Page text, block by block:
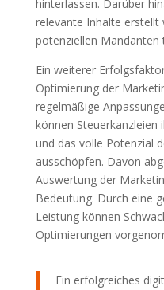
hinterlassen. Darüber
relevante Inhalte erstellt
potenziellen Mandanten
Ein weiterer
Optimierung der
regelmäßige
können Steuerkanzleien
und das volle Potenzial
ausschöpfen. Davon
Auswertung der
Bedeutung. Durch eine
Leistung können
Optimierungen
Ein erfolgreiches